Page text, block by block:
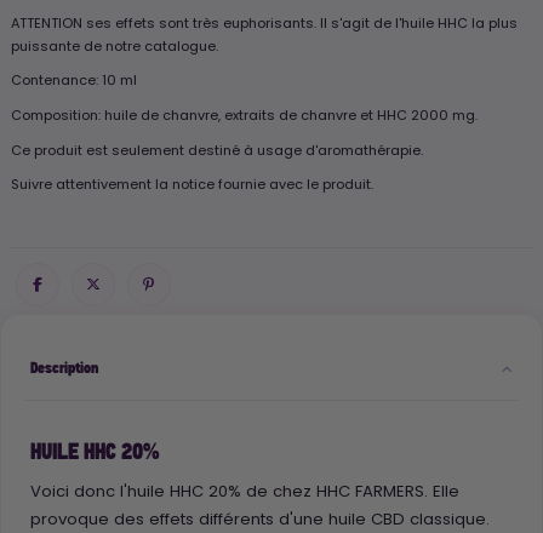
ATTENTION ses effets sont très euphorisants. Il s'agit de l'huile HHC la plus
puissante de notre catalogue.
Contenance: 10 ml
Composition: huile de chanvre, extraits de chanvre et HHC 2000 mg.
Ce produit est seulement destiné à usage d'aromathérapie.
Suivre attentivement la notice fournie avec le produit.
Description
HUILE HHC 20%
Voici donc l'huile HHC 20% de chez HHC FARMERS. Elle
provoque des effets différents d'une huile CBD classique.